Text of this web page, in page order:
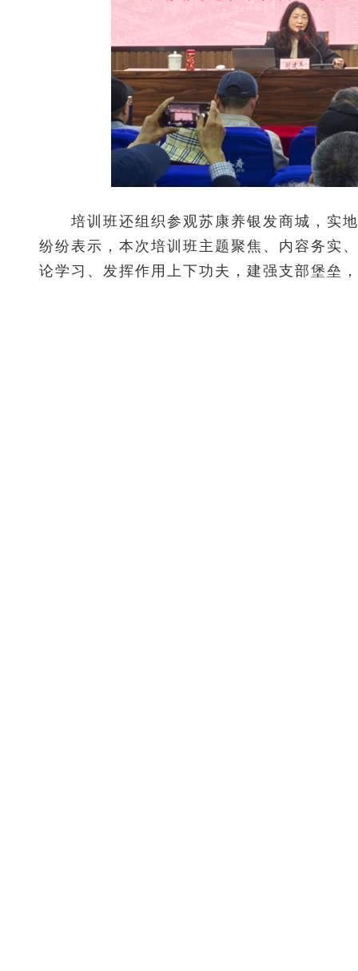
培训班还组织参观苏康养银发商城，实地
纷纷表示，本次培训班主题聚焦、内容务实
论学习、发挥作用上下功夫，建强支部堡垒